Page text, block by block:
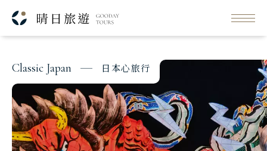
Classic Japan
日本心旅行
Japanese Vibe
日本美學旅
Classic Japan 日本心旅行